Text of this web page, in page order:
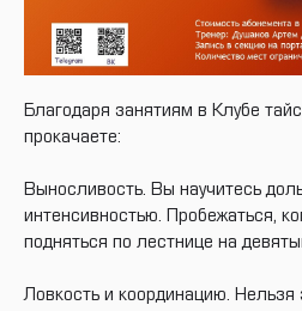
Благодаря занятиям в Клубе
прокачаете:
Выносливость. Вы научитесь
интенсивностью. Пробежаться,
подняться по лестнице на
Ловкость и координацию. Нельзя